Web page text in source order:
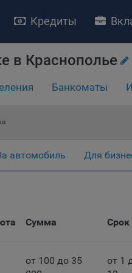
с ограниченной
особое внимание защите
данных,
Кредиты
в Краснополье
Банкоматы
автомобиль Для
Сумма Срок
от 100 до 35
от 1